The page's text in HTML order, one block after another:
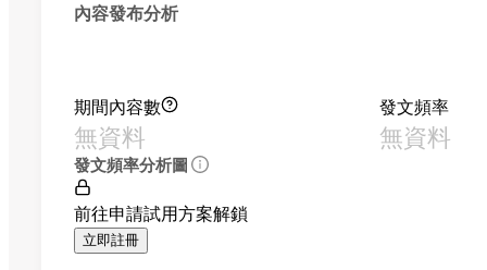
內容發布分析
期間內容數
無資料
發文頻率
無資料
發文頻率分析圖
前往申請試用方案解鎖
立即註冊